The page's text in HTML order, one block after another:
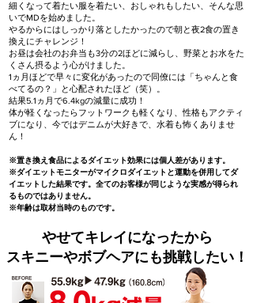
細くなって着たい服を着たい、おしゃれもしたい、そんな思
いでMDを始めました。
やるからにはしっかり落としたかったので朝と夜2食の置き
換えにチャレンジ！
お昼は会社のお弁当も3分の2ほどに減らし、野菜とお水をた
くさん摂るよう心がけました。
1ヵ月ほどで早々に変化があったので同僚には「ちゃんと食
べてるの？」と心配されたほど（笑）。
結果5.1ヵ月で6.4kgの減量に成功！
体が軽くなったらフットワークも軽くなり、性格もアクティ
ブになり、今ではデニムが大好きで、水着も怖くありませ
ん！
※置き換え食品によるダイエット効果には個人差があります。
※ダイエットモニターがマイクロダイエットと運動を併用してダ
イエットした結果です。全てのお客様が同じような実感が得られ
るものではありません。
※年齢は取材当時のものです。
やせてキレイになったから
スキニーやボブヘアにも挑戦したい！